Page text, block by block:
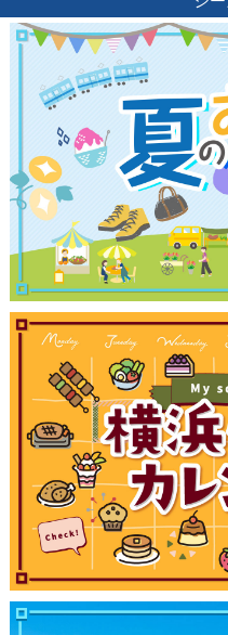
観光ガイド
ランキング
ブログ記事
サイトについて